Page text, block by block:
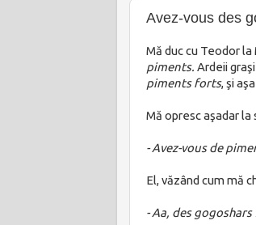
Avez-vous des
Mă duc cu Teodor la
piments. Ardeii
piments forts, şi
Mă opresc aşadar
- Avez-vous de
El, văzând cum mă
- Aa, des gogoshars